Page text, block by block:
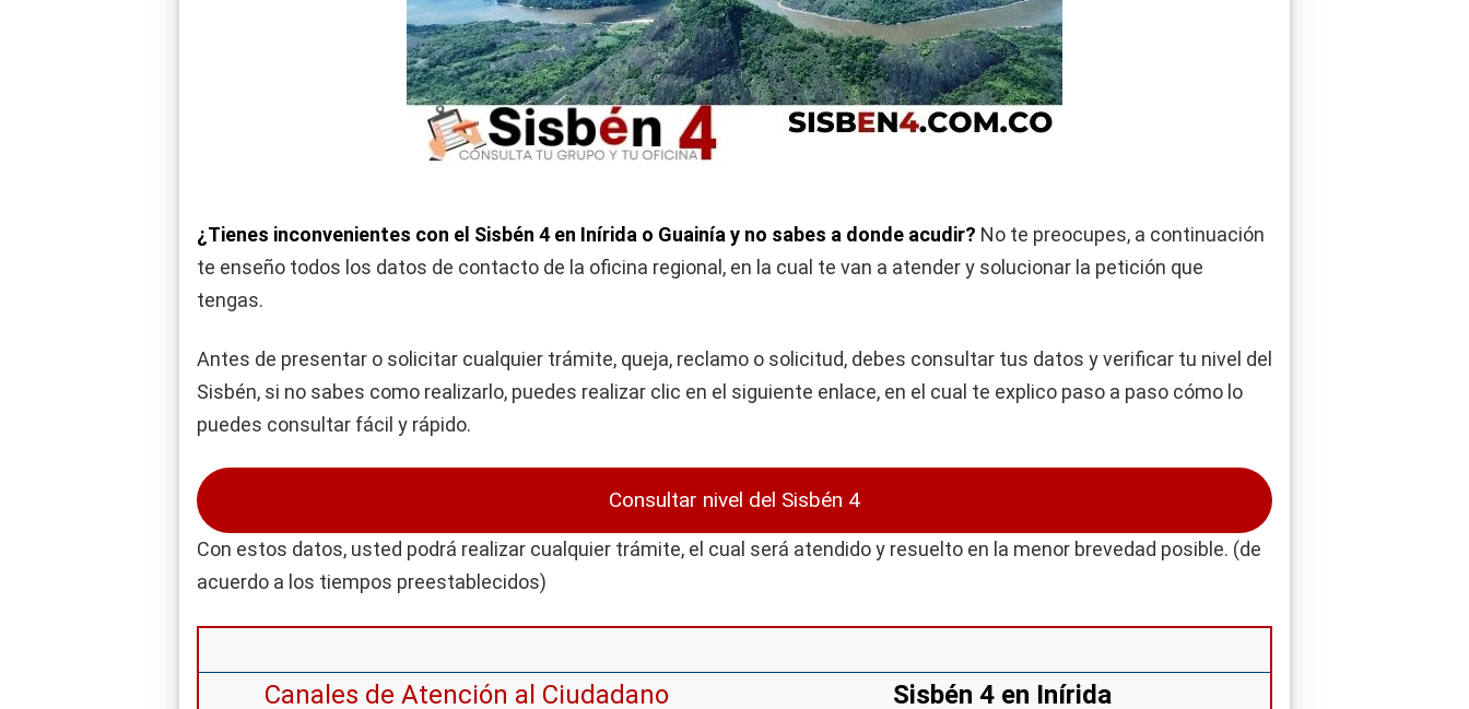
¿Tienes inconvenientes con el Sisbén 4 en Inírida o Guainía y no sabes a donde acudir? No te preocupes, a continuación
te enseño todos los datos de contacto de la oficina regional, en la cual te van a atender y solucionar la petición que
tengas.
Antes de presentar o solicitar cualquier trámite, queja, reclamo o solicitud, debes consultar tus datos y verificar tu nivel del
Sisbén, si no sabes como realizarlo, puedes realizar clic en el siguiente enlace, en el cual te explico paso a paso cómo lo
puedes consultar fácil y rápido.
Consultar nivel del Sisbén 4
Con estos datos, usted podrá realizar cualquier trámite, el cual será atendido y resuelto en la menor brevedad posible. (de
acuerdo a los tiempos preestablecidos)
Canales de Atención al Ciudadano Sisbén 4 en Inírida